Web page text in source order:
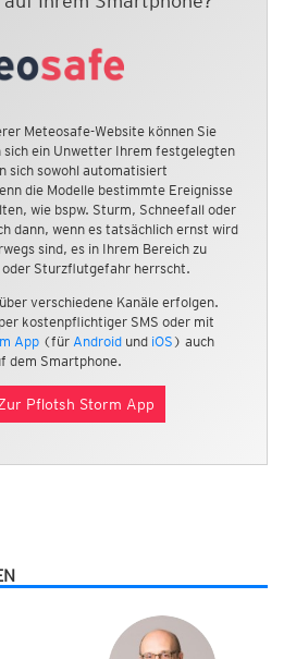
Meteosafe-Website können Sie
sich ein Unwetter Ihrem festgelegten
sich sowohl automatisiert
die Modelle bestimmte Ereignisse
wie bspw. Sturm, Schneefall oder
dann, wenn es tatsächlich ernst wird
sind, es in Ihrem Bereich zu
Sturzflutgefahr herrscht.
verschiedene Kanäle erfolgen.
kostenpflichtiger SMS oder mit
App (für Android und iOS ) auch
dem Smartphone.
Pflotsh Storm App